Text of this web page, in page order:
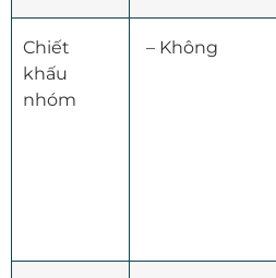
Chiết
khấu
nhóm
– Không